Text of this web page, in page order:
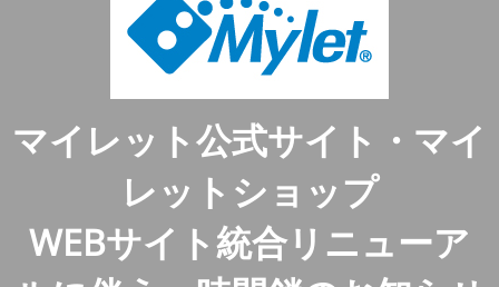
マイレット公式サイト・マイ
レットショップ
WEBサイト統合リニューア